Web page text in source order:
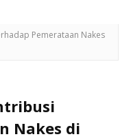
Pemerataan Nakes
Nakes di